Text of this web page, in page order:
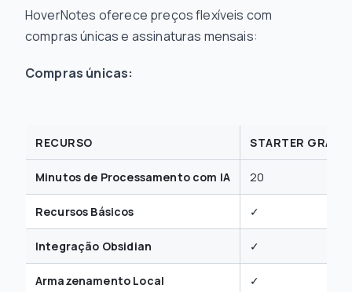
HoverNotes oferece preços flexíveis com
compras únicas e assinaturas mensais:
Compras únicas:
RECURSO STARTER GRÁTIS
Minutos de Processamento com IA 20
Recursos Básicos ✓
Integração Obsidian ✓
Armazenamento Local ✓